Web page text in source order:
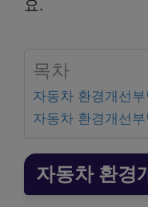
요.
목차
자동차 환경개선
자동차 환경개선
자동차 환경